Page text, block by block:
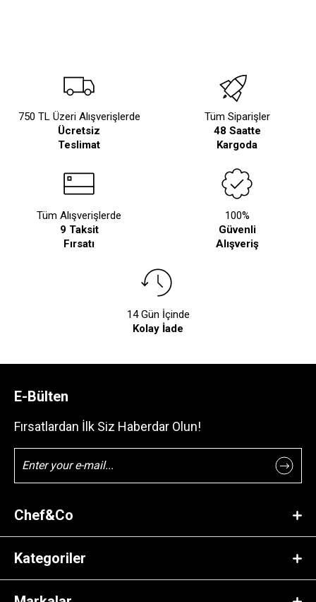
750 TL Üzeri Alışverişlerde
Ücretsiz
Teslimat
Tüm Siparişler
48 Saatte
Kargoda
Tüm Alışverişlerde
9 Taksit
Fırsatı
100%
Güvenli
Alışveriş
14 Gün İçinde
Kolay İade
E-Bülten
Fırsatlardan İlk Siz Haberdar Olun!
Chef&Co
Kategoriler